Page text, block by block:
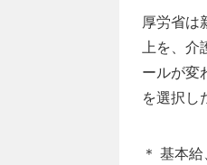
厚労省は
上を、
ールが変
を選択し
＊ 基本